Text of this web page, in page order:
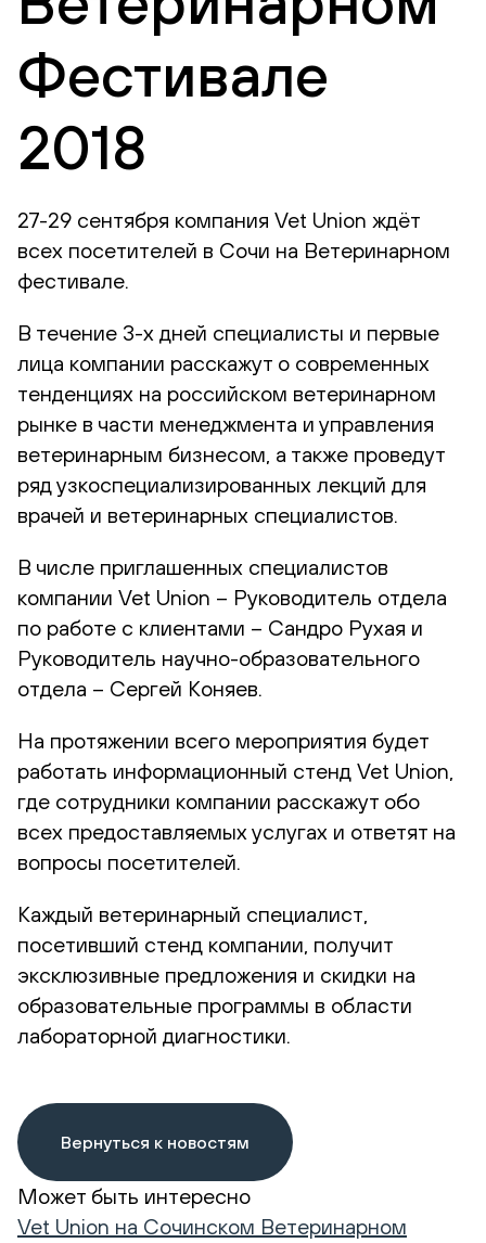
Фестивале
2018
27-29 сентября компания Vet Union ждёт
всех посетителей в Сочи на Ветеринарном
фестивале.
В течение 3-х дней специалисты и первые
лица компании расскажут о современных
тенденциях на российском ветеринарном
рынке в части менеджмента и управления
ветеринарным бизнесом, а также проведут
ряд узкоспециализированных лекций для
врачей и ветеринарных специалистов.
В числе приглашенных специалистов
компании Vet Union – Руководитель отдела
по работе с клиентами – Сандро Рухая и
Руководитель научно-образовательного
отдела – Сергей Коняев.
На протяжении всего мероприятия будет
работать информационный стенд Vet Union,
где сотрудники компании расскажут обо
всех предоставляемых услугах и ответят на
вопросы посетителей.
Каждый ветеринарный специалист,
посетивший стенд компании, получит
эксклюзивные предложения и скидки на
образовательные программы в области
лабораторной диагностики.
Вернуться к новостям
Может быть интересно
Vet Union на Сочинском Ветеринарном